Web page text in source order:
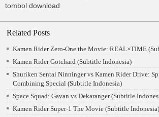
tombol download
Related Posts
Kamen Rider Zero-One the Movie: REAL×TIME
Kamen Rider Gotchard (Subtitle Indonesia)
Shuriken Sentai Ninninger vs Kamen Rider Drive:
Combining Special (Subtitle Indonesia)
Space Squad: Gavan vs Dekaranger (Subtitle
Kamen Rider Super-1 The Movie (Subtitle Indonesia)